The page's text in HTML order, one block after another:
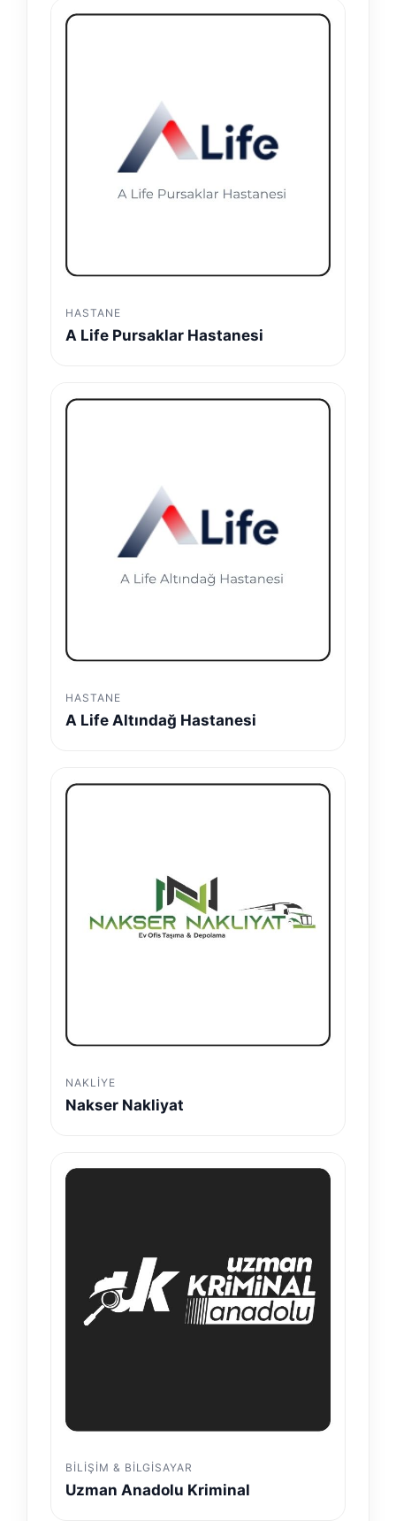
HASTANE
A Life Pursaklar Hastanesi
HASTANE
A Life Altındağ Hastanesi
NAKLIYE
Nakser Nakliyat
BILIŞIM & BILGISAYAR
Uzman Anadolu Kriminal